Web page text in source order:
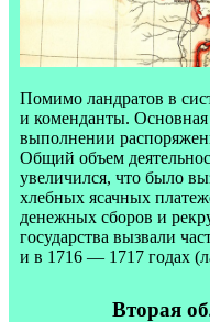
Помимо ландратов в
и коменданты. Основная
выполнении
Общий объем
увеличился, что было
хлебных ясачных
денежных сборов и
государства вызвали
и в 1716 — 1717 годах
Вторая